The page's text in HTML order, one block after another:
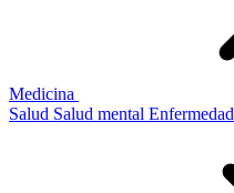
Medicina
Salud Salud mental Enfermedad